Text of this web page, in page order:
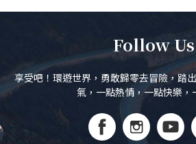
Follow Us
享受吧！環遊世界，勇敢歸零去冒險，踏
氣，一點熱情，一點快樂，